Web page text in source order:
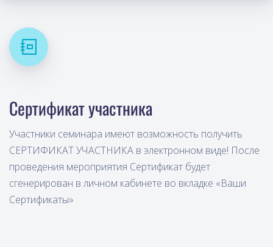
Сертификат участника
Участники семинара имеют возможность получить
СЕРТИФИКАТ УЧАСТНИКА в электронном виде! После
проведения мероприятия Сертификат будет
сгенерирован в личном кабинете во вкладке «Ваши
Сертификаты»